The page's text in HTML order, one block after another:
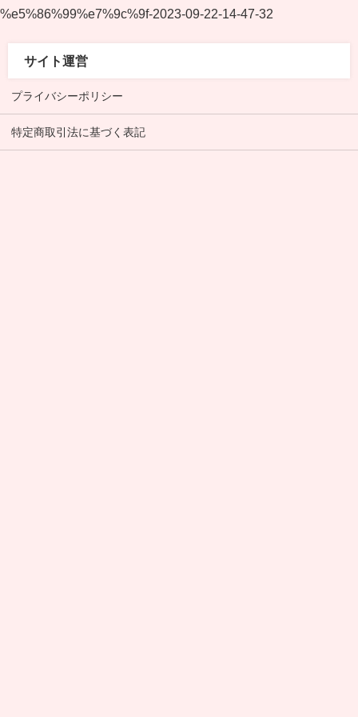
%e5%86%99%e7%9c%9f-2023-09-22-14-47-32
サイト運営
プライバシーポリシー
特定商取引法に基づく表記